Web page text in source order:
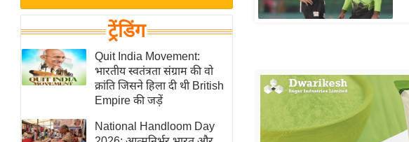
News
Hindi
Videos
खेल
क्रिकेट
IPL
2026
ई-पेपर
ट्रेंडिंग
Quit India Movement:
भारतीय स्वतंत्रता संग्राम की वो
क्रांति जिसने हिला दी थी British
Empire की जड़ें
National Handloom Day